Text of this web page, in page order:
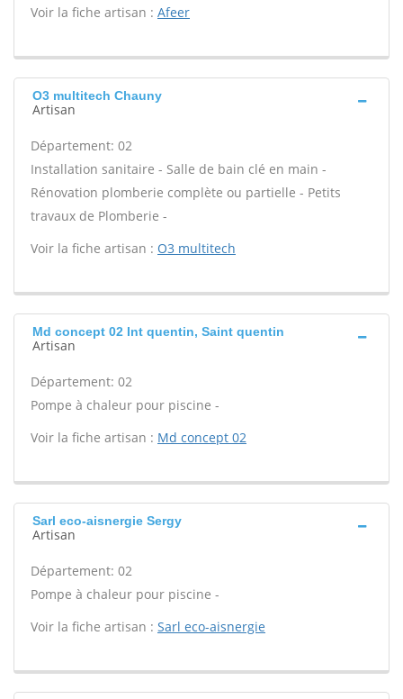
Voir la fiche artisan : Afeer
O3 multitech Chauny
Artisan
Département: 02
Installation sanitaire - Salle de bain clé en main -
Rénovation plomberie complète ou partielle - Petits
travaux de Plomberie -
Voir la fiche artisan : O3 multitech
Md concept 02 Int quentin, Saint quentin
Artisan
Département: 02
Pompe à chaleur pour piscine -
Voir la fiche artisan : Md concept 02
Sarl eco-aisnergie Sergy
Artisan
Département: 02
Pompe à chaleur pour piscine -
Voir la fiche artisan : Sarl eco-aisnergie